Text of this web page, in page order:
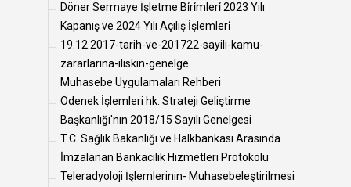
Döner Sermaye İşletme Bi̇ri̇mleri̇ 2023 Yılı
Kapanış ve 2024 Yılı Açılış İşlemleri̇
19.12.2017-tarih-ve-201722-sayili-kamu-
zararlarina-iliskin-genelge
Muhasebe Uygulamaları Rehberi
Ödenek İşlemleri hk. Strateji Geliştirme
Başkanlığı'nın 2018/15 Sayılı Genelgesi
T.C. Sağlık Bakanlığı ve Halkbankası Arasında
İmzalanan Bankacılık Hizmetleri Protokolu
Teleradyoloji İşlemlerinin- Muhasebeleştirilmesi